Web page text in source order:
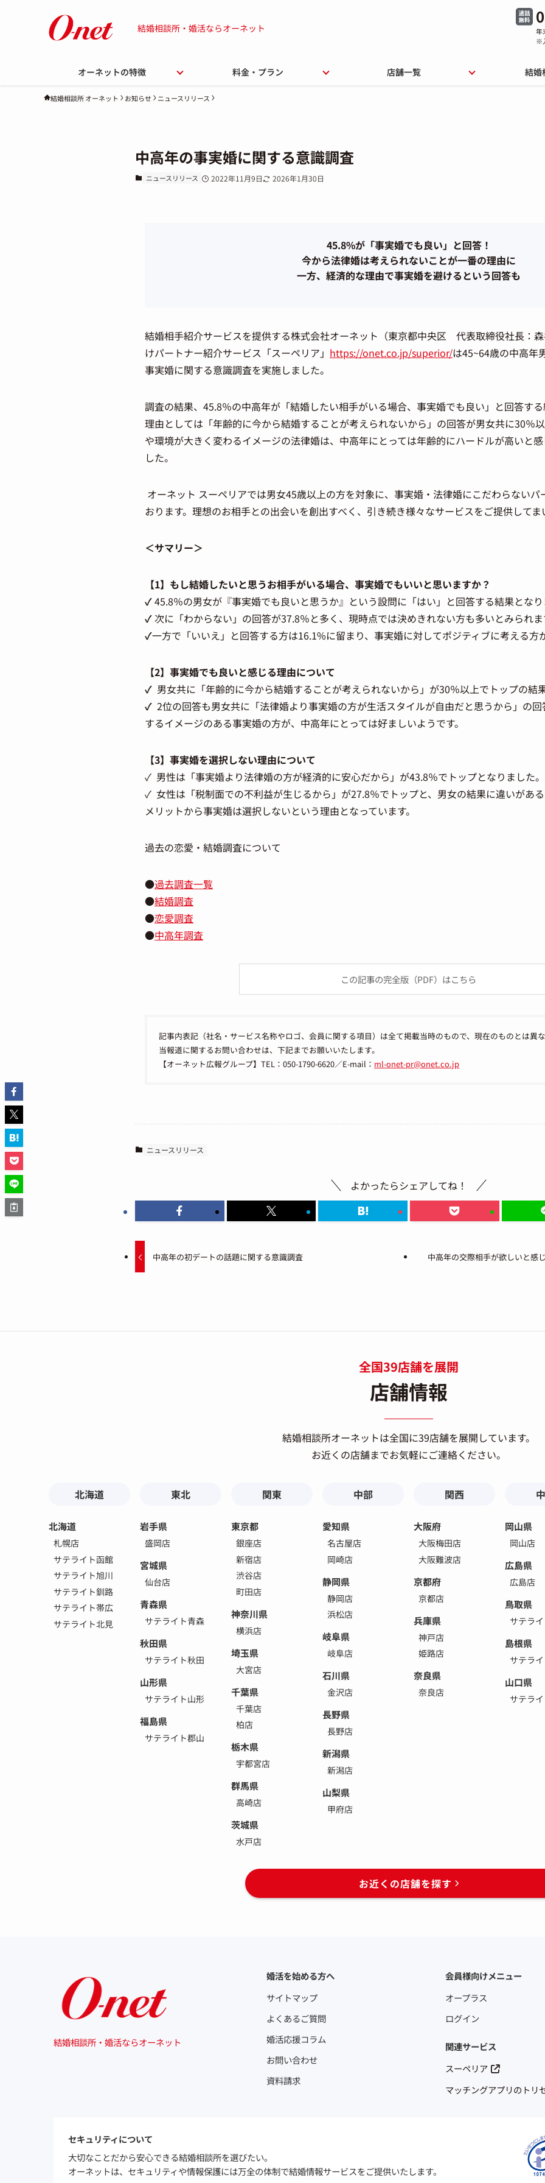
結婚相談所・婚活ならオーネット
年
※
オーネットの特徴 料金・プラン 店舗一覧 結婚
結婚相談所 オーネット お知らせ ニュースリリース
中高年の事実婚に関する意識調査
ニュースリリース 2022年11月9日 2026年1月30日
45.8%が「事実婚でも良い」と回答！
今から法律婚は考えられないことが一番の理由に
一方、経済的な理由で事実婚を避けるという回答も
結婚相手紹介サービスを提供する株式会社オーネット（東京都中央区 代表取締役社長：
けパートナー紹介サービス「スーペリア」 https://onet.co.jp/superior/は45~64歳の中高年
事実婚に関する意識調査を実施しました。
調査の結果、45.8％の中高年が「結婚したい相手がいる場合、事実婚でも良い」と回答する
理由としては「年齢的に今から結婚することが考えられないから」の回答が男女共に30％
や環境が大きく変わるイメージの法律婚は、中高年にとっては年齢的にハードルが高いと
した。
オーネット スーペリアでは男女45歳以上の方を対象に、事実婚・法律婚にこだわらないパ
おります。理想のお相手との出会いを創出すべく、引き続き様々なサービスをご提供してま
＜サマリー＞
【1】もし結婚したいと思うお相手がいる場合、事実婚でもいいと思いますか？
✓45.8％の男女が『事実婚でも良いと思うか』という設問に「はい」と回答する結果となり
✓ 次に「わからない」の回答が37.8％と多く、現時点では決めきれない方も多いとみられま
✓一方で「いいえ」と回答する方は16.1%に留まり、事実婚に対してポジティブに考える方
【2】事実婚でも良いと感じる理由について
✓ 男女共に「年齢的に今から結婚することが考えられないから」が30％以上でトップの結
✓ 2位の回答も男女共に「法律婚より事実婚の方が生活スタイルが自由だと思うから」の
するイメージのある事実婚の方が、中高年にとっては好ましいようです。
【3】事実婚を選択しない理由について
✓ 男性は「事実婚より法律婚の方が経済的に安心だから」が43.8％でトップとなりました。
✓ 女性は「税制面での不利益が生じるから」が27.8％でトップと、男女の結果に違いがあ
メリットから事実婚は選択しないという理由となっています。
過去の恋愛・結婚調査について
●過去調査一覧
●結婚調査
●恋愛調査
●中高年調査
この記事の完全版（PDF）はこちら
記事内表記（社名・サービス名称やロゴ、会員に関する項目）は全て掲載当時のもので、現在のものとは異な
当報道に関するお問い合わせは、下記までお願いいたします。
【オーネット広報グループ】TEL：050-1790-6620／E-mail： ml-onet-pr@onet.co.jp
ニュースリリース
よかったらシェアしてね！
中高年の初デートの話題に関する意識調査 中高年の交際相手が欲しいと感
全国39店舗を展開
店舗情報
結婚相談所オーネットは全国に39店舗を展開しています。
お近くの店舗までお気軽にご連絡ください。
北海道
北海道
札幌店
サテライト函館
サテライト旭川
サテライト釧路
サテライト帯広
サテライト北見
東北
岩手県
盛岡店
宮城県
仙台店
青森県
サテライト青森
秋田県
サテライト秋田
山形県
サテライト山形
福島県
サテライト郡山
関東
東京都
銀座店
新宿店
渋谷店
町田店
神奈川県
横浜店
埼玉県
大宮店
千葉県
千葉店
柏店
栃木県
宇都宮店
群馬県
高崎店
茨城県
水戸店
中部
愛知県
名古屋店
岡崎店
静岡県
静岡店
浜松店
岐阜県
岐阜店
石川県
金沢店
長野県
長野店
新潟県
新潟店
山梨県
甲府店
関西
大阪府
大阪梅田店
大阪難波店
京都府
京都店
兵庫県
神戸店
姫路店
奈良県
奈良店
岡山県
岡山店
広島県
広島店
鳥取県
サテラ
島根県
サテラ
山口県
サテラ
お近くの店舗を探す
結婚相談所・婚活ならオーネット
婚活を始める方へ
サイトマップ
よくあるご質問
婚活応援コラム
お問い合わせ
資料請求
会員様向けメニュー
オープラス
ログイン
関連サービス
スーペリア
マッチングアプリのトリ
セキュリティについて
大切なことだから安心できる結婚相談所を選びたい。
オーネットは、セキュリティや情報保護には万全の体制で結婚情報サービスをご提供いたします。